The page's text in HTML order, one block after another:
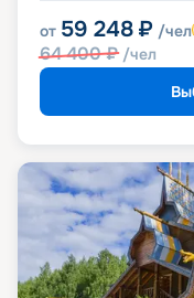
от 59 248 ₽ /чел
64 400₽ /чел